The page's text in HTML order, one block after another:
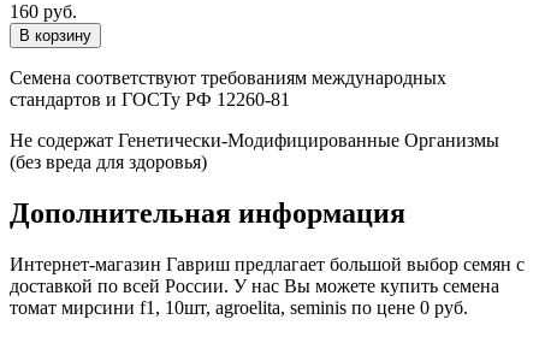
160 руб.
Семена соответствуют требованиям международных
стандартов и ГОСТу РФ 12260-81
Не содержат Генетически-Модифицированные Организмы
(без вреда для здоровья)
Дополнительная информация
Интернет-магазин Гавриш предлагает большой выбор семян с
доставкой по всей России. У нас Вы можете купить семена
томат мирсини f1, 10шт, agroelita, seminis по цене 0 руб.